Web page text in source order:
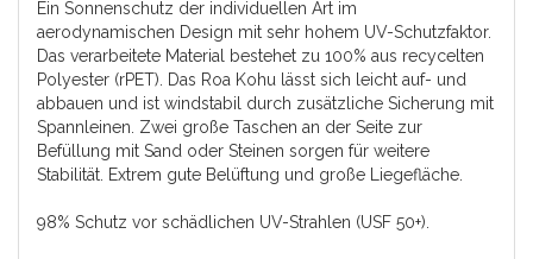
Ein Sonnenschutz der individuellen Art im
aerodynamischen Design mit sehr hohem UV-Schutzfaktor.
Das verarbeitete Material bestehet zu 100% aus recycelten
Polyester (rPET). Das Roa Kohu lässt sich leicht auf- und
abbauen und ist windstabil durch zusätzliche Sicherung mit
Spannleinen. Zwei große Taschen an der Seite zur
Befüllung mit Sand oder Steinen sorgen für weitere
Stabilität. Extrem gute Belüftung und große Liegefläche.
98% Schutz vor schädlichen UV-Strahlen (USF 50+).